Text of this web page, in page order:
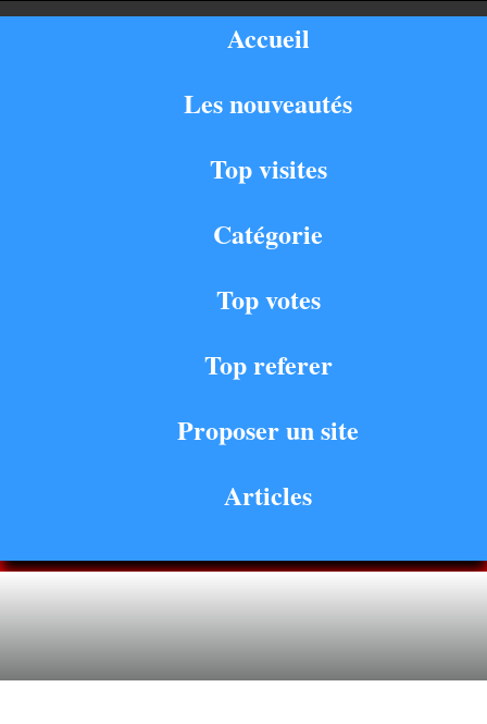
Accueil
Les nouveautés
Top visites
Catégorie
Top votes
Top referer
Proposer un site
Articles